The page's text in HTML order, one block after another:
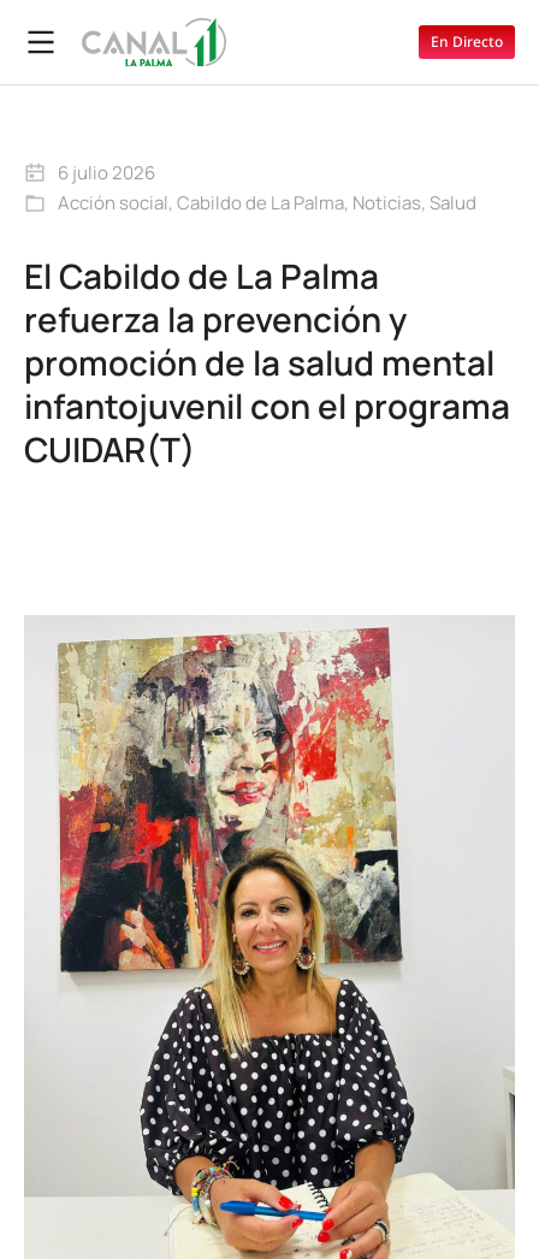
En Directo
6 julio 2026
Acción social, Cabildo de La Palma, Noticias, Salud
El Cabildo de La Palma
refuerza la prevención y
promoción de la salud mental
infantojuvenil con el programa
CUIDAR(T)